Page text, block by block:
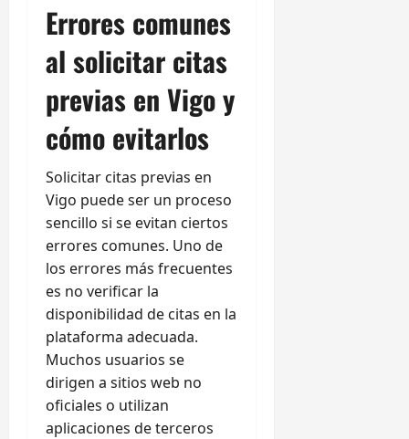
Errores comunes
al solicitar citas
previas en Vigo y
cómo evitarlos
Solicitar citas previas en
Vigo puede ser un proceso
sencillo si se evitan ciertos
errores comunes. Uno de
los errores más frecuentes
es no verificar la
disponibilidad de citas en la
plataforma adecuada.
Muchos usuarios se
dirigen a sitios web no
oficiales o utilizan
aplicaciones de terceros